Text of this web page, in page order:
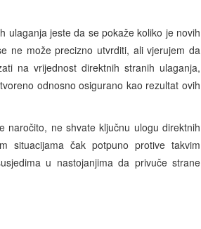
ulaganja jeste da se pokaže koliko je novih
ne može precizno utvrditi, ali vjerujem da
na vrijednost direktnih stranih ulaganja,
odnosno osigurano kao rezultat ovih
naročito, ne shvate ključnu ulogu direktnih
situacijama čak potpuno protive takvim
u nastojanjima da privuče strane